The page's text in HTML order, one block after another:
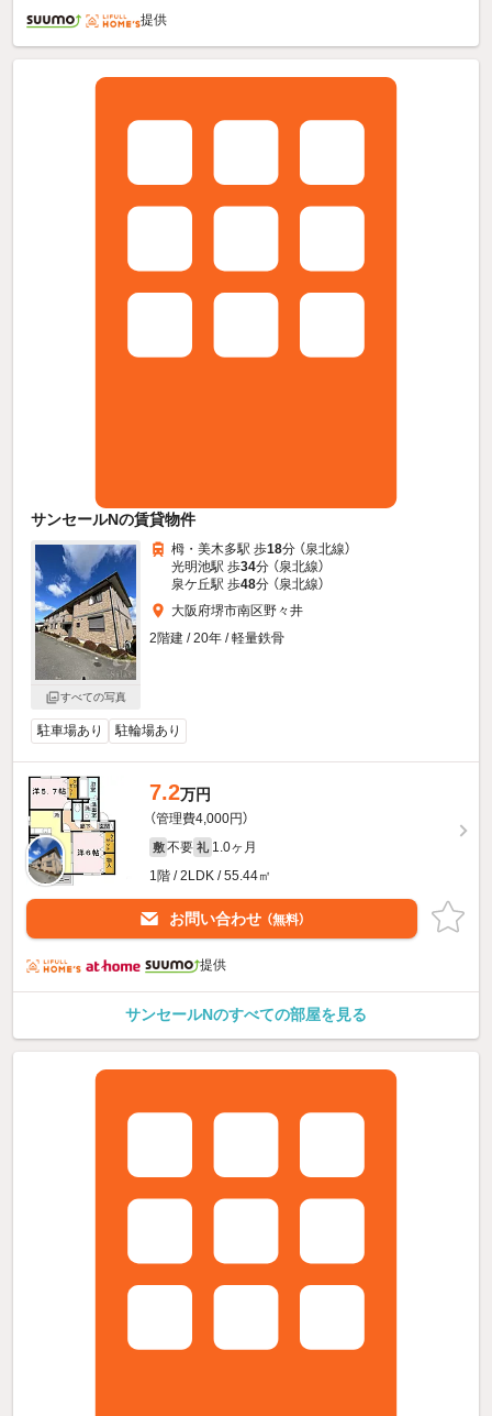
提供
サンセールNの賃貸物件
すべての写真
栂・美木多駅 歩18分 （泉北線）
光明池駅 歩34分 （泉北線）
泉ケ丘駅 歩48分 （泉北線）
大阪府堺市南区野々井
2階建 / 20年 / 軽量鉄骨
駐車場あり 駐輪場あり
7.2万円
（管理費4,000円）
敷 不要 礼 1.0ヶ月
1階 / 2LDK / 55.44㎡
お問い合わせ （無料）
提供
サンセールNのすべての部屋を見る